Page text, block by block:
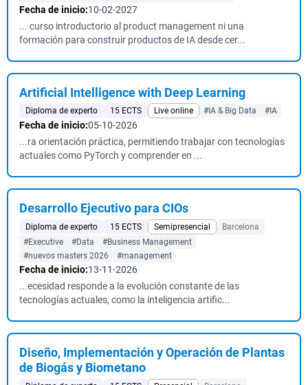
Fecha de inicio:10-02-2027
... curso introductorio al product management ni una
formación para construir productos de IA desde cer...
Artificial Intelligence with Deep Learning
Diploma de experto 15 ECTS Live online #IA & Big Data #IA
Fecha de inicio:05-10-2026
...ra orientación práctica, permitiendo trabajar con tecnologías
actuales como PyTorch y comprender en ...
Desarrollo Ejecutivo para CIOs
Diploma de experto 15 ECTS Semipresencial
Barcelona
#Executive
#Data
#Business Management
#nuevos masters 2026
#management
Fecha de inicio:13-11-2026
...ecesidad responde a la evolución constante de las
tecnologías actuales, como la inteligencia artific...
Diseño, Implementación y Operación de Plantas
de Biogás y Biometano